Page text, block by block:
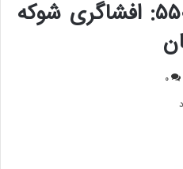
معایب ام وی ام ۵۵۰: افشاگری شوکه
۰